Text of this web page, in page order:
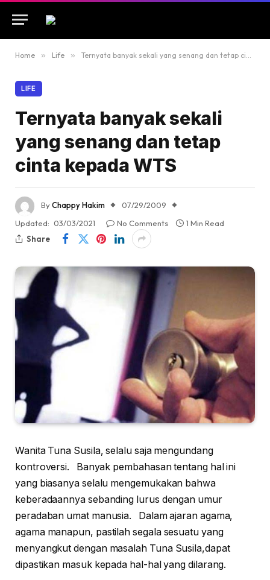
Home » Life » Ternyata banyak sekali yang senang dan tetap cinta kepada WTS
LIFE
Ternyata banyak sekali
yang senang dan tetap
cinta kepada WTS
ByChappy Hakim
07/29/2009
Updated: 03/03/2021 No Comments
1 Min Read
Share
Wanita Tuna Susila, selalu saja mengundang
kontroversi. Banyak pembahasan tentang hal ini
yang biasanya selalu mengemukakan bahwa
keberadaannya sebanding lurus dengan umur
peradaban umat manusia. Dalam ajaran agama,
agama manapun, pastilah segala sesuatu yang
menyangkut dengan masalah Tuna Susila,dapat
dipastikan masuk kepada hal-hal yang dilarang.